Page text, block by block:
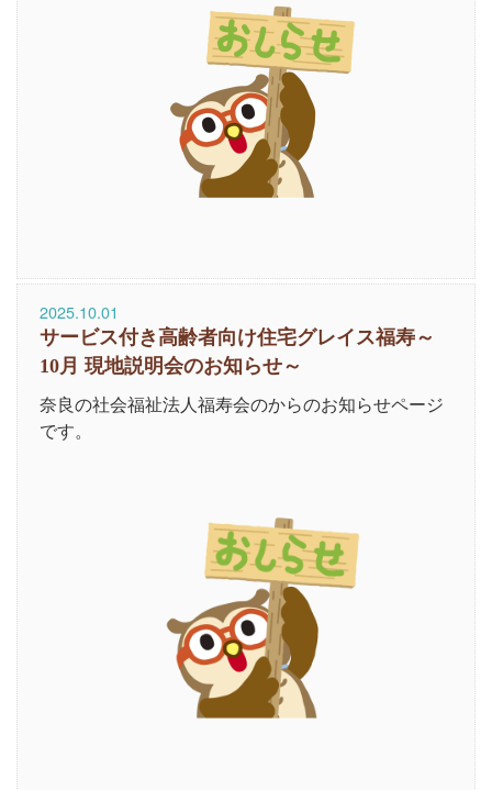
2025.10.01
サービス付き高齢者向け住宅グレイス福寿～
10月 現地説明会のお知らせ～
奈良の社会福祉法人福寿会のからのお知らせページ
です。